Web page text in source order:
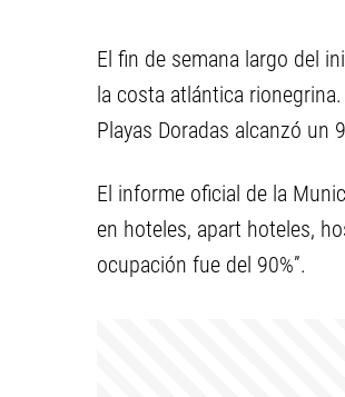
El fin de semana largo del
la costa atlántica
Playas Doradas alcanzó un
El informe oficial de la
en hoteles, apart hoteles,
ocupación fue del 90%”.